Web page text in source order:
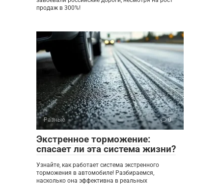
продаж в 300%!
Разные 0
Экстренное торможение:
спасает ли эта система жизни?
Узнайте, как работает система экстренного
торможения в автомобиле! Разбираемся,
насколько она эффективна в реальных